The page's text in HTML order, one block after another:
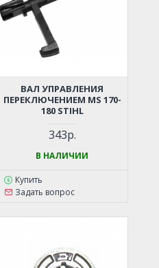
ВАЛ УПРАВЛЕНИЯ
ПЕРЕКЛЮЧЕНИЕМ MS 170-
180 STIHL
343р.
В НАЛИЧИИ
Купить
Задать вопрос